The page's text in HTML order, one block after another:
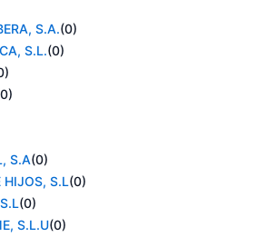
S.A.(0)
S.L.(0)
)
0)
S.A(0)
HIJOS, S.L(0)
(0)
S.L.U(0)